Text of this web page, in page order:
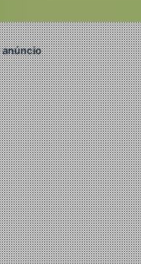
anúncio